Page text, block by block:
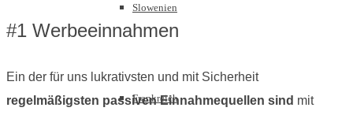
Slowenien
Frankreich
#1 Werbeeinnahmen
Ein der für uns lukrativsten und mit Sicherheit
regelmäßigsten passiven Einnahmequellen sind mit